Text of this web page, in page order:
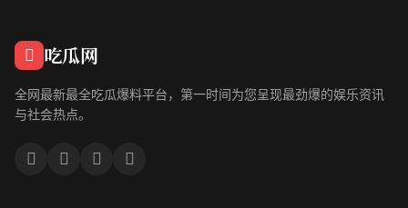
吃瓜网
全网最新最全吃瓜爆料平台，第一时间为您呈现最劲爆的娱乐资讯
与社会热点。